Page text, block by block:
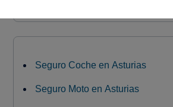
Seguro Coche en Asturias
Seguro Moto en Asturias